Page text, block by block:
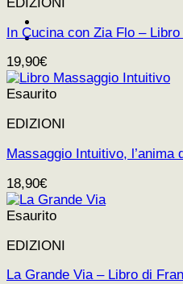
In Cucina con Zia Flo –
19,90€
Esaurito
EDIZIONI
Massaggio Intuitivo, l’anima
18,90€
Esaurito
EDIZIONI
La Grande Via – Libro di